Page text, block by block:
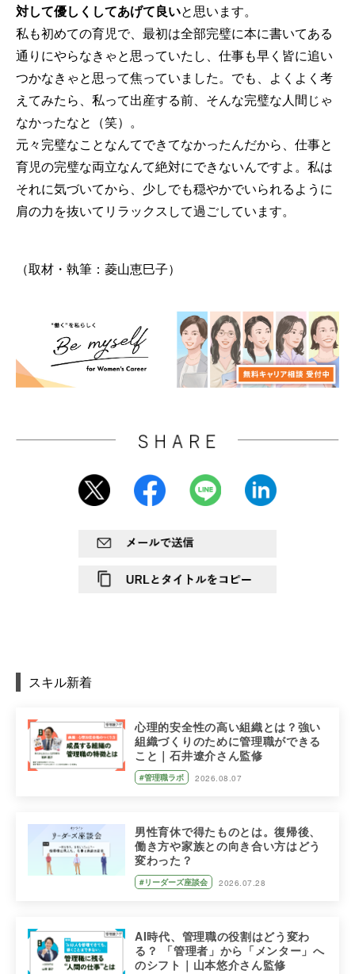
対して優しくしてあげて良いと思います。
私も初めての育児で、最初は全部完璧に本に書いてある
通りにやらなきゃと思っていたし、仕事も早く皆に追い
つかなきゃと思って焦っていました。でも、よくよく考
えてみたら、私って出産する前、そんな完璧な人間じゃ
なかったなと（笑）。
元々完璧なことなんてできてなかったんだから、仕事と
育児の完璧な両立なんて絶対にできないんですよ。私は
それに気づいてから、少しでも穏やかでいられるように
肩の力を抜いてリラックスして過ごしています。
（取材・執筆：菱山恵巳子）
スキル新着
心理的安全性の高い組織とは？強い
組織づくりのために管理職ができる
こと｜石井遼介さん監修
#管理職ラボ 2026.08.07
男性育休で得たものとは。復帰後、
働き方や家族との向き合い方はどう
変わった？
#リーダーズ座談会 2026.07.28
AI時代、管理職の役割はどう変わ
る？ 「管理者」から「メンター」へ
のシフト｜山本悠介さん監修